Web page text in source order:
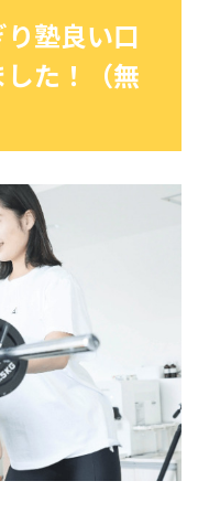
り塾良い口
た！（無